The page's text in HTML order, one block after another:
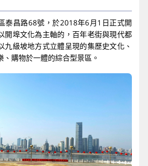
泰昌路68號，於2018年6月1日正式開
開埠文化為主軸的，百年老街與現代都
九級坡地方式立體呈現的集歷史文化、
、購物於一體的綜合型景區。